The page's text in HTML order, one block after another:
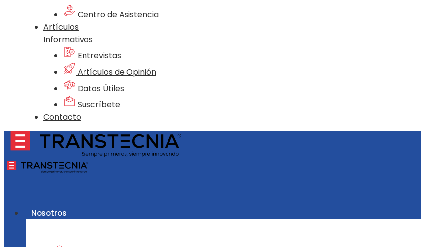
Centro de Asistencia
Artículos
Informativos
Entrevistas
Artículos de Opinión
Datos Útiles
Suscríbete
Contacto
Nosotros